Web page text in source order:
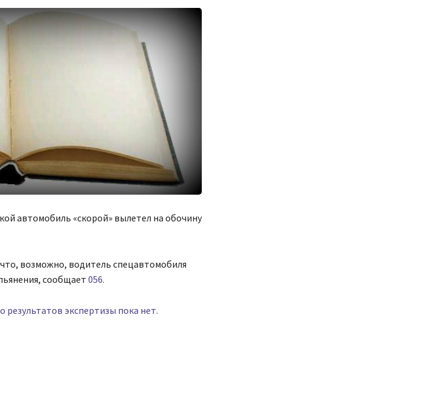
автомобиль «скорой» вылетел на обочину
возможно, водитель спецавтомобиля
сообщает 056.
экспертизы пока нет.